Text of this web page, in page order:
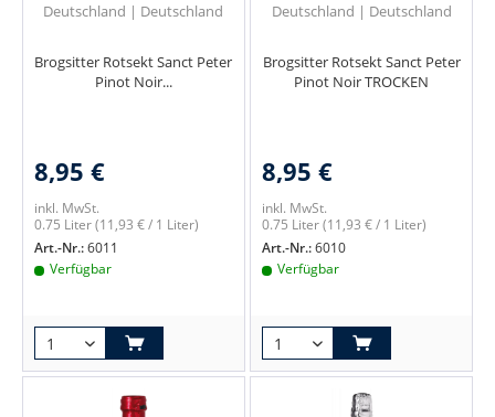
Deutschland | Deutschland
Brogsitter Rotsekt Sanct Peter
Pinot Noir...
8,95 €
inkl. MwSt.
0.75 Liter(11,93 € / 1 Liter)
Art.-Nr.:6011
Verfügbar
Deutschland | Deutschland
Brogsitter Rotsekt Sanct Peter
Pinot Noir TROCKEN
8,95 €
inkl. MwSt.
0.75 Liter(11,93 € / 1 Liter)
Art.-Nr.:6010
Verfügbar